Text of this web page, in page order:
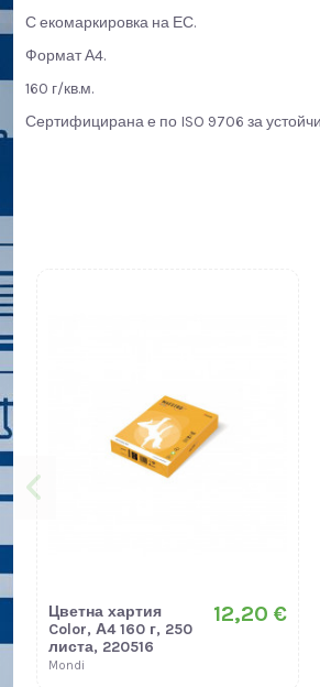
С екомаркировка на ЕС.
Формат А4.
160 г/кв.м.
Сертифицирана е по ISO 9706 за
Цветна хартия
Color, А4 160 г, 250
листа, 220516
Mondi
12,20 €